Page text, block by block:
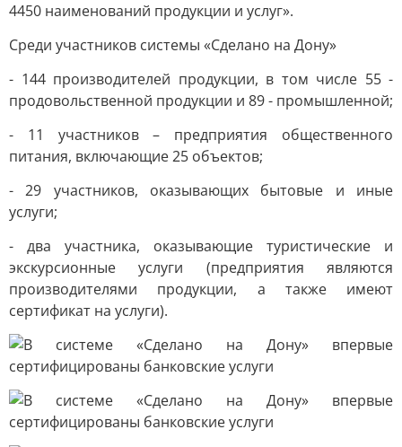
4450 наименований продукции и услуг».
Среди участников системы «Сделано на Дону»
- 144 производителей продукции, в том числе 55 -
продовольственной продукции и 89 - промышленной;
- 11 участников – предприятия общественного
питания, включающие 25 объектов;
- 29 участников, оказывающих бытовые и иные
услуги;
- два участника, оказывающие туристические и
экскурсионные услуги (предприятия являются
производителями продукции, а также имеют
сертификат на услуги).